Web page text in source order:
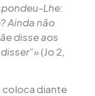
Lhe:
Ainda não
disse aos
(Jo 2,
coloca diante